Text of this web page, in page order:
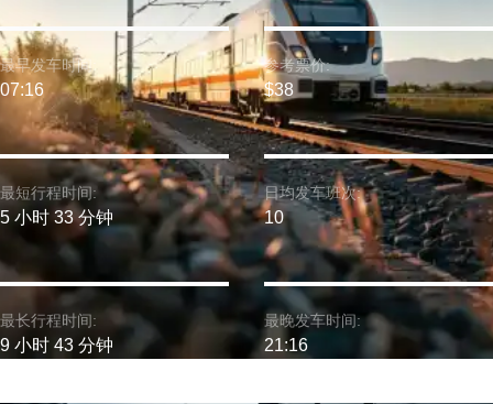
最短行程时间:
5 小时 33 分钟
最早发车时间:
07:16
最长行程时间:
9 小时 43 分钟
参考票价:
$38
日均发车班次:
10
最晚发车时间:
21:16